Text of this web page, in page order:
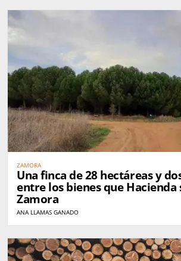
ZAMORA
Una finca de 28 hectáreas y
entre los bienes que Hacienda
Zamora
ANA LLAMAS GANADO